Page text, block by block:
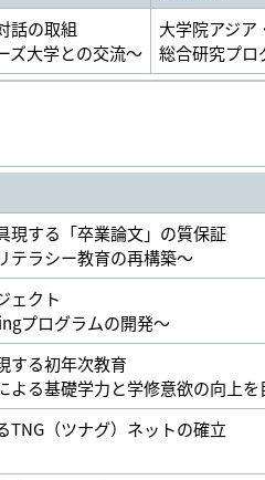
話の取組
ズ大学との交流～
大学院アジア
総合研究プロ
現する「卒業論文」の質保証
テラシー教育の再構築～
ェクト
プログラムの開発～
する初年次教育
よる基礎学力と学修意欲の向上
TNG（ツナグ）ネットの確立